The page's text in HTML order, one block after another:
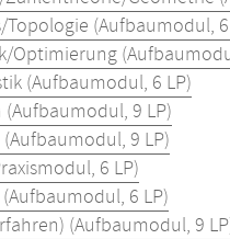
(Aufbaumodul, 6
Optimierung
(Aufbaumodul, 6 LP)
9 LP)
9 LP)
6 LP)
6 LP)
(Aufbaumodul, 9